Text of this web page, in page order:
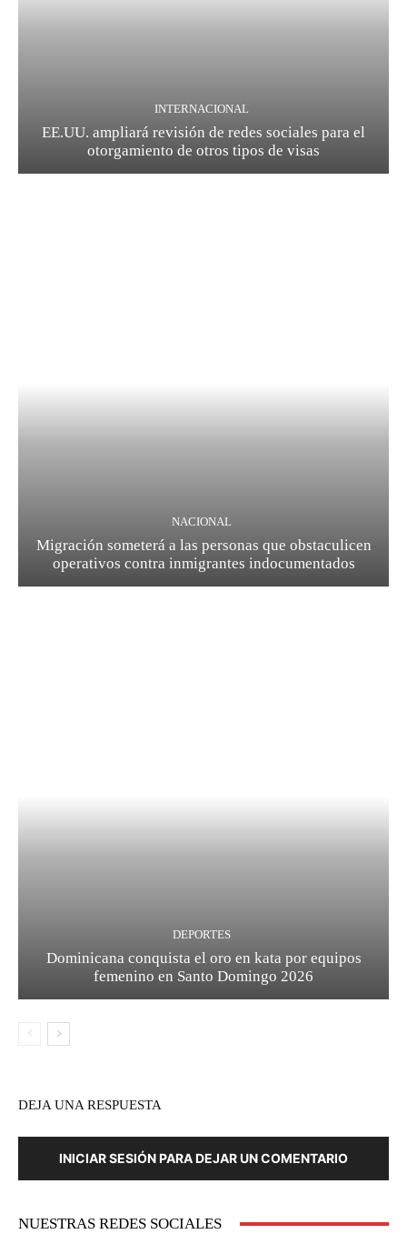
INTERNACIONAL
EE.UU. ampliará revisión de redes sociales para el
otorgamiento de otros tipos de visas
NACIONAL
Migración someterá a las personas que obstaculicen
operativos contra inmigrantes indocumentados
DEPORTES
Dominicana conquista el oro en kata por equipos
femenino en Santo Domingo 2026
DEJA UNA RESPUESTA
INICIAR SESIÓN PARA DEJAR UN COMENTARIO
NUESTRAS REDES SOCIALES